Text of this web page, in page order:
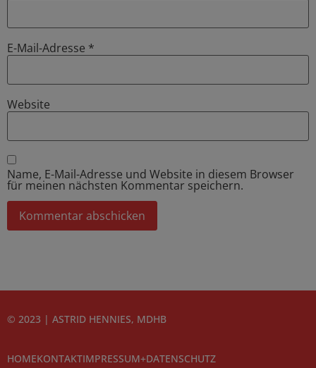
E-Mail-Adresse *
Website
Name, E-Mail-Adresse und Website in diesem Browser
für meinen nächsten Kommentar speichern.
© 2023 | ASTRID HENNIES, MDHB
HOMEKONTAKTIMPRESSUM+DATENSCHUTZ